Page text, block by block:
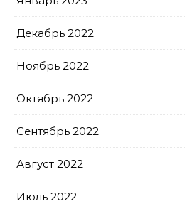
Декабрь 2022
Ноябрь 2022
Октябрь 2022
Сентябрь 2022
Август 2022
Июль 2022